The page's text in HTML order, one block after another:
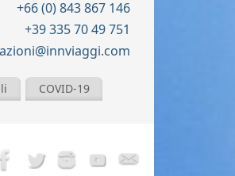
+66 (0) 843 867 146
+39 335 70 49 751
COVID-19